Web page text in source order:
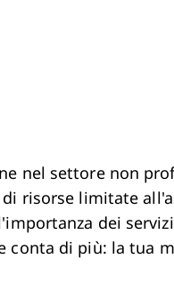
nel settore non
risorse limitate
dei
conta di più: la tua